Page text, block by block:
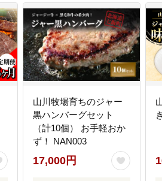
山川牧場育ちのジャー
黒ハンバーグセット
（計10個） お手軽おか
ず！ NAN003
17,000円